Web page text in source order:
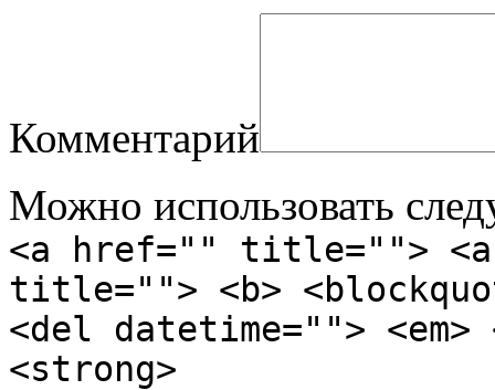
Комментарий
Можно использовать
<a href="" title="">
title=""> <b>
<del datetime="">
<strong>